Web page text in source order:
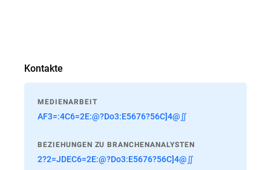
Kontakte
MEDIENARBEIT
AF3=:4C6=2E:@?Do3:E5676?56C]4@∬
BEZIEHUNGEN ZU BRANCHENANALYSTEN
2?2=JDEC6=2E:@?Do3:E5676?56C]4@∬